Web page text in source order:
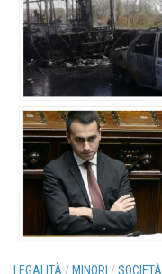
LEGALITÀ /MINORI /SOCIETÀ